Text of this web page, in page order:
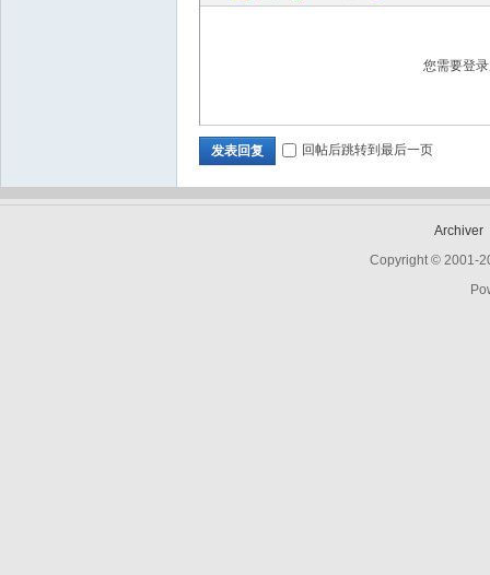
您需要登
发表回复 回帖后跳转到最后一页
Archiver
Copyright © 2001-